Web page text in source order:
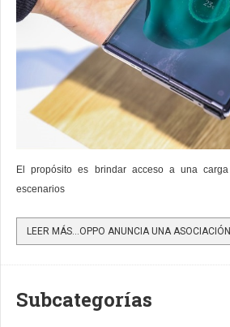
El propósito es brindar acceso a una
escenarios
Subcategorías